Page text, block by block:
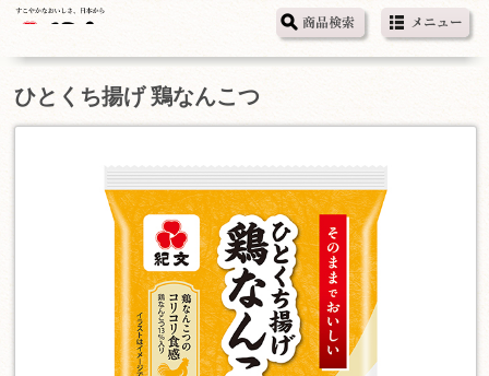
ひとくち揚げ 鶏なんこつ